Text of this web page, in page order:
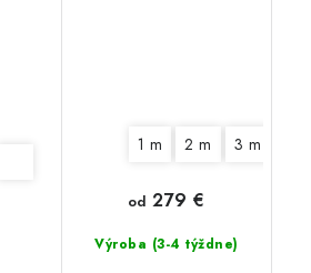
1 m 2 m 3 m
Výroba (3-4 týždne)
od 279 €